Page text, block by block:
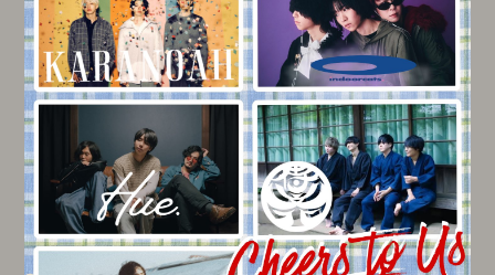
VIDEO DISCOGRAPHY
CONTACT